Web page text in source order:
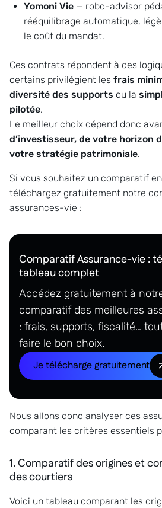
Yomoni Vie — robo-advisor
rééquilibrage automatique,
le coût du mandat.
Ces contrats répondent à des
certains privilégient les frais
diversité des supports ou la
pilotée.
Le meilleur choix dépend donc
d’investisseur, de votre horizon
votre stratégie patrimoniale.
Si vous souhaitez un comparatif
téléchargez gratuitement notre
assurances-vie :
Comparatif Assurance-vie :
tableau complet
Accédez gratuitement à
comparatif des meilleures
: frais, supports, fiscalité…
faire le bon choix.
Je télécharge gratuitement
Nous allons donc analyser ces
comparant les critères essentiels
1. Comparatif des origines et
des courtiers
Voici un tableau comparant les